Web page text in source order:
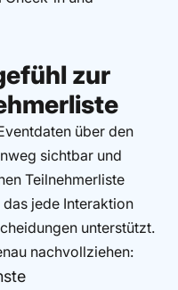
zur
über den
sichtbar und
Teilnehmerliste
jede Interaktion
unterstützt.
nachvollziehen: